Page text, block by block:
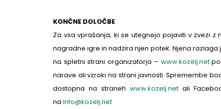
KONČNE DOLOČBE
Za vsa vprašanja, ki se utegnejo pojaviti v zvezi
nagradne igre in nadzira njen potek. Njena
na spletni strani organizatorja – www.kozelj.net
narave ali vzroki na strani javnosti. Spremembe
dostopna na straneh www.kozelj.net ali
na info@kozelj.net